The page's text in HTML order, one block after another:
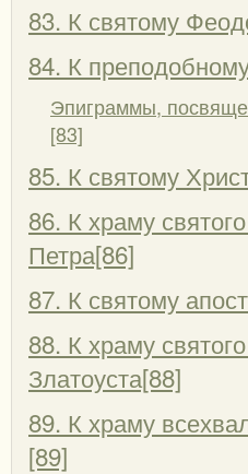
83. К святому
84. К
Эпиграммы,
[83]
85. К святому
86. К храму
Петра[86]
87. К святому
88. К храму
Златоуста[88]
89. К храму
[89]